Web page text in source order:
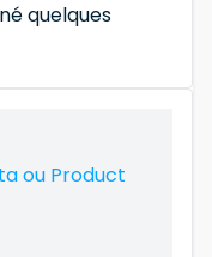
quelques
ou Product